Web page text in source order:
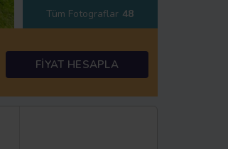
Tüm Fotograflar 48
FİYAT HESAPLA